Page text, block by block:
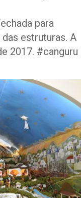
para
estruturas. A
2017. #canguru